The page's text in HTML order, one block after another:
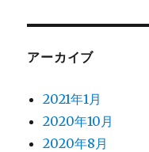
アーカイブ
2021年1月
2020年10月
2020年8月